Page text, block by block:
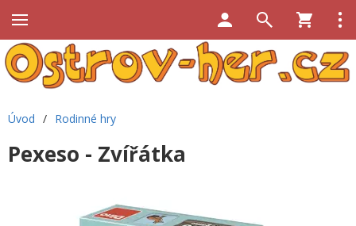
Úvod / Rodinné hry
Pexeso - Zvířátka